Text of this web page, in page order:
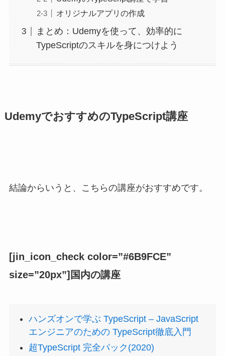
オリジナルアプリの作成
まとめ：Udemyを使って、効率的に
TypeScriptのスキルを身につけよう
UdemyでおすすめのTypeScript講座
結論からいうと、こちらの講座がおすすめです。
[jin_icon_check color=”#6B9FCE”
size=”20px”]国内の講座
ハンズオンで学ぶ TypeScript – JavaScript
エンジニアのための TypeScript徹底入門
超TypeScript 完全パック(2020)